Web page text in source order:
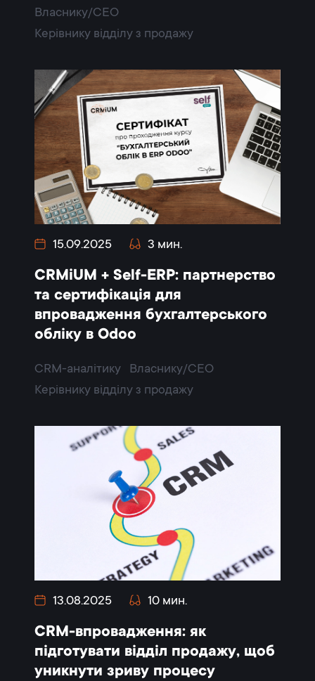
Власнику/CEO
Керівнику відділу з продажу
15.09.2025 3 мин.
CRMiUM + Self-ERP: партнерство
та сертифікація для
впровадження бухгалтерського
обліку в Odoo
CRM-аналітику
Власнику/CEO
Керівнику відділу з продажу
13.08.2025 10 мин.
CRM-впровадження: як
підготувати відділ продажу, щоб
уникнути зриву процесу